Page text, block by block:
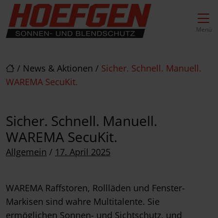
zur Top-Navigation
zur Hauptnavigation
Inhalt springen
zum Footer
Hauptnavigation
Menü
/ News & Aktionen / Sicher. Schnell. Manuell.
WAREMA SecuKit.
Sicher. Schnell. Manuell.
WAREMA SecuKit.
Allgemein / Posted on
17. April 2025
WAREMA Raffstoren, Rollläden und Fenster-
Markisen sind wahre Multitalente. Sie
ermöglichen Sonnen- und Sichtschutz, und